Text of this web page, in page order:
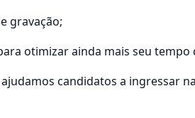
gravação;
otimizar ainda mais seu tempo
candidatos a ingressar